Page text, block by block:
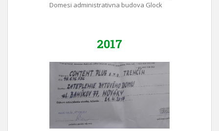
Domesi administrativna budova Glock
2017